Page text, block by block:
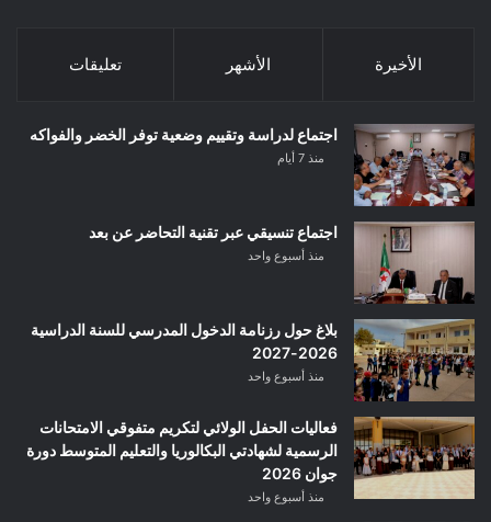
الأخيرة الأشهر تعليقات
اجتماع لدراسة وتقييم وضعية توفر الخضر والفواكه
منذ 7 أيام
اجتماع تنسيقي عبر تقنية التحاضر عن بعد
منذ أسبوع واحد
بلاغ حول رزنامة الدخول المدرسي للسنة الدراسية
2026-2027
منذ أسبوع واحد
فعاليات الحفل الولائي لتكريم متفوقي الامتحانات
الرسمية لشهادتي البكالوريا والتعليم المتوسط دورة
جوان 2026
منذ أسبوع واحد